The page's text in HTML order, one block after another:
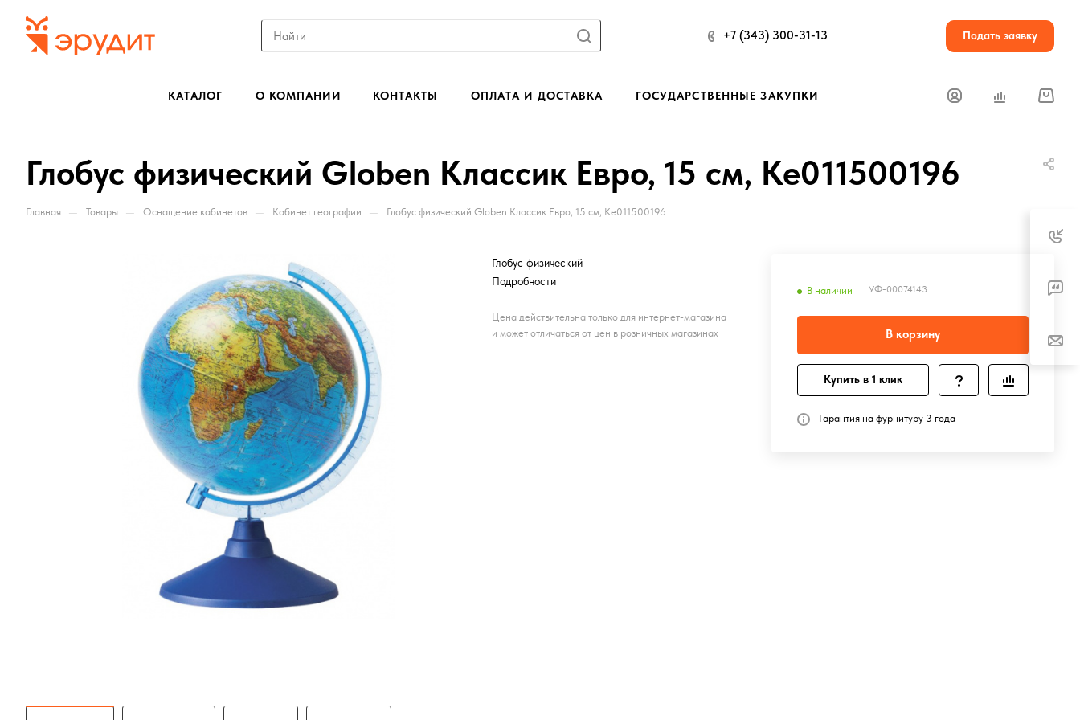
+7 (343) 300-31-13 Подать заявку
КАТАЛОГ О КОМПАНИИ КОНТАКТЫ ОПЛАТА И ДОСТАВКА ГОСУДАРСТВЕННЫЕ ЗАКУПКИ
Глобус физический Globen Классик Евро, 15 см, Ке011500196
Главная — Товары — Оснащение кабинетов — Кабинет географии — Глобус физический Globen Классик Евро, 15 см, Ке011500196
В наличии УФ-00074143
В корзину
Купить в 1 клик
Гарантия на фурнитуру 3 года
Глобус физический
Подробности
Цена действительна только для интернет-магазина
и может отличаться от цен в розничных магазинах